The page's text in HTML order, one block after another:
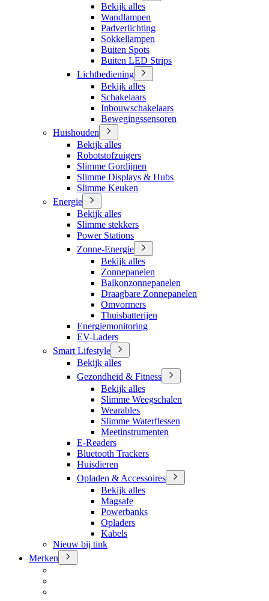
Bekijk alles
Wandlampen
Padverlichting
Sokkellampen
Buiten Spots
Buiten LED Strips
Lichtbediening
Bekijk alles
Schakelaars
Inbouwschakelaars
Bewegingssensoren
Huishouden
Bekijk alles
Robotstofzuigers
Slimme Gordijnen
Slimme Displays & Hubs
Slimme Keuken
Energie
Bekijk alles
Slimme stekkers
Power Stations
Zonne-Energie
Bekijk alles
Zonnepanelen
Balkonzonnepanelen
Draagbare Zonnepanelen
Omvormers
Thuisbatterijen
Energiemonitoring
EV-Laders
Smart Lifestyle
Bekijk alles
Gezondheid & Fitness
Bekijk alles
Slimme Weegschalen
Wearables
Slimme Waterflessen
Meetinstrumenten
E-Readers
Bluetooth Trackers
Huisdieren
Opladen & Accessoires
Bekijk alles
Magsafe
Powerbanks
Opladers
Kabels
Nieuw bij tink
Merken